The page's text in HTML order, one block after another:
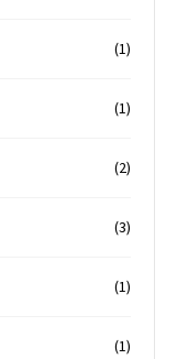
(1)
(1)
(2)
(3)
(1)
(1)